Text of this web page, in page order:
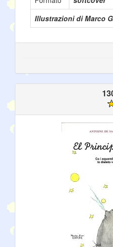
Illustrazioni di Marco